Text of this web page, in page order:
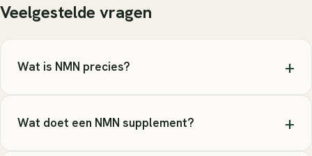
Veelgestelde vragen
Wat is NMN precies? +
Wat doet een NMN supplement? +